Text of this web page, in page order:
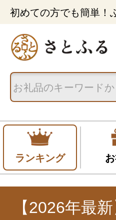
初めての方でも簡単！
ランキング
【2026年最